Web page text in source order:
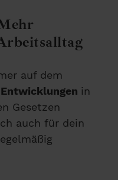
auf dem
Entwicklungen in
Gesetzen
auch für dein